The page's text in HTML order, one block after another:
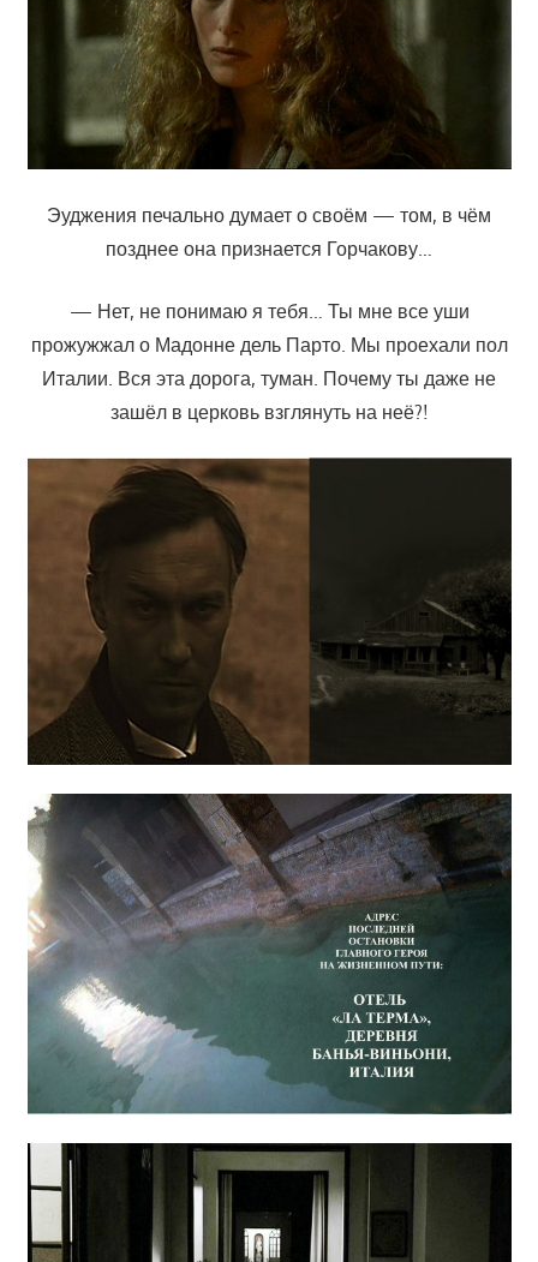
Эуджения печально думает о своём — том, в чём
позднее она признается Горчакову…
— Нет, не понимаю я тебя… Ты мне все уши
прожужжал о Мадонне дель Парто. Мы проехали пол
Италии. Вся эта дорога, туман. Почему ты даже не
зашёл в церковь взглянуть на неё?!